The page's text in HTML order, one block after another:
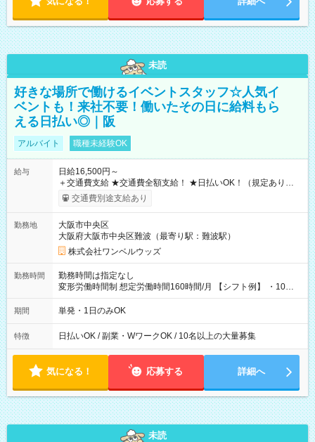
未読
好きな場所で働けるイベントスタッフ☆人気イ
ベントも！来社不要！働いたその日に給料もら
える日払い◎｜阪
アルバイト 職種未経験OK
給与
日給16,500円～
＋交通費支給 ★交通費全額支給！ ★日払いOK！（規定あり） ┗
働いたその日に現金GET♪ お仕事後はコンビニATMから 日払
交通費別途支給あり
勤務地
大阪市中央区
大阪府大阪市中央区難波（最寄り駅：難波駅）
株式会社ワンベルウッズ
勤務時間
勤務時間は指定なし
変形労働時間制 想定労働時間160時間/月 【シフト例】 ・10：
00～20：00
期間 単発・1日のみOK
特徴 日払いOK / 副業・WワークOK / 10名以上の大量募集
気になる！ 応募する 詳細へ
未読